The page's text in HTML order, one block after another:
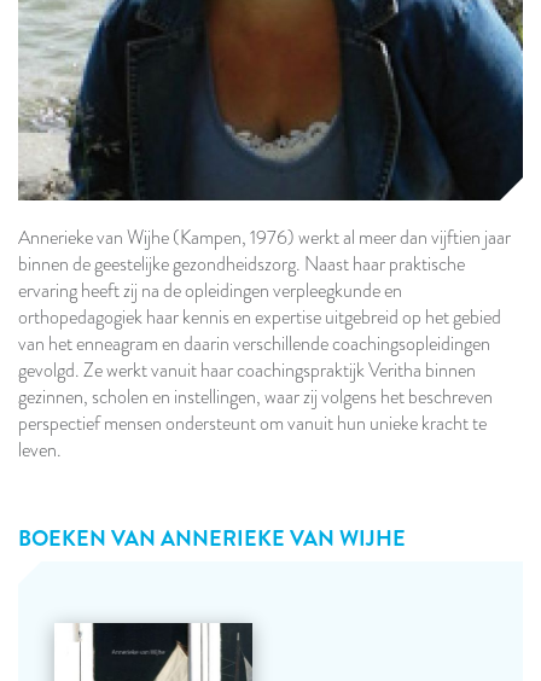
Annerieke van Wijhe (Kampen, 1976) werkt al meer dan vijftien jaar
binnen de geestelijke gezondheidszorg. Naast haar praktische
ervaring heeft zij na de opleidingen verpleegkunde en
orthopedagogiek haar kennis en expertise uitgebreid op het gebied
van het enneagram en daarin verschillende coachingsopleidingen
gevolgd. Ze werkt vanuit haar coachingspraktijk Veritha binnen
gezinnen, scholen en instellingen, waar zij volgens het beschreven
perspectief mensen ondersteunt om vanuit hun unieke kracht te
leven.
BOEKEN VANANNERIEKE VAN WIJHE